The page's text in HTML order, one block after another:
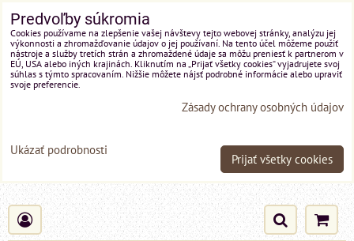
Predvoľby súkromia
Cookies používame na zlepšenie vašej návštevy tejto webovej stránky, analýzu jej
výkonnosti a zhromažďovanie údajov o jej používaní. Na tento účel môžeme použiť
nástroje a služby tretích strán a zhromaždené údaje sa môžu preniesť k partnerom v
EÚ, USA alebo iných krajinách. Kliknutím na „Prijať všetky cookies“ vyjadrujete svoj
súhlas s týmto spracovaním. Nižšie môžete nájsť podrobné informácie alebo upraviť
svoje preferencie.
Zásady ochrany osobných údajov
Ukázať podrobnosti
Prijať všetky cookies